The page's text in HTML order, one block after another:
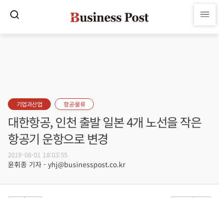
기업과산업 항공·물류
대한항공, 인천 출발 일본 4개 노선을 작은
항공기 운항으로 변경
2019-08-01 18:03:55
윤휘종 기자 - yhj@businesspost.co.kr